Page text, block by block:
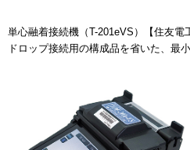
単心融着接続機（T-201eVS）【住友電
ドロップ接続用の構成品を省いた、最